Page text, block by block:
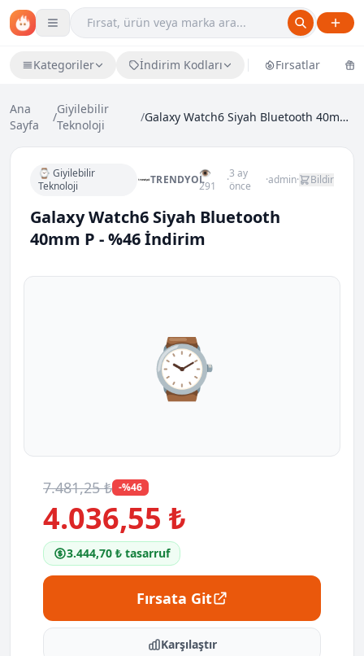
Kategoriler İndirim Kodları Fırsatlar
Ana
Sayfa
/
Giyilebilir
Teknoloji
/ Galaxy Watch6 Siyah Bluetooth 40mm P - %46 İndirim
⌚ Giyilebilir
Teknoloji
TRENDYOL👁
291
·3 ay
önce
·admin· Bildir
Galaxy Watch6 Siyah Bluetooth
40mm P - %46 İndirim
⌚
7.481,25 ₺ -%46
4.036,55 ₺
3.444,70 ₺ tasarruf
Fırsata Git
Karşılaştır